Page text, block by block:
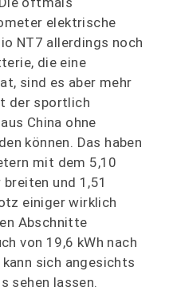
elektrische
NT7 allerdings noch
die eine
sind es aber mehr
der sportlich
China ohne
können. Das haben
mit dem 5,10
und 1,51
einiger wirklich
Abschnitte
von 19,6 kWh nach
sich angesichts
sehen lassen.